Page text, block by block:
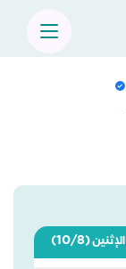
الإثنين(10/8)